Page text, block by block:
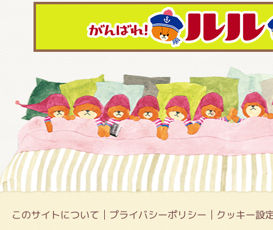
このサイトについて プライバシーポリシー クッキー設